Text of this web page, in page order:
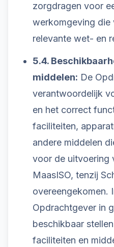
zorgdragen voor
werkomgeving die
relevante wet- en
5.4.
middelen: De
verantwoordelijk
en het correct
faciliteiten,
andere middelen
voor de uitvoering
MaasISO, tenzij
overeengekomen.
Opdrachtgever in
beschikbaar
faciliteiten en